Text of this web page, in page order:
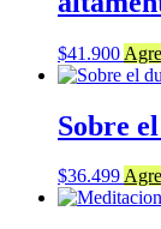
$41.900
Sobre
$36.499